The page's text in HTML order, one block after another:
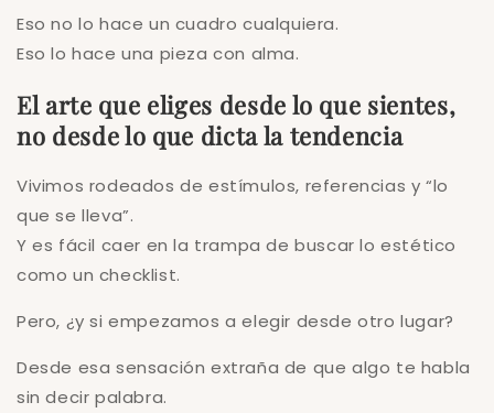
Eso no lo hace un cuadro cualquiera.
Eso lo hace una pieza con alma.
El arte que eliges desde lo que sientes,
no desde lo que dicta la tendencia
Vivimos rodeados de estímulos, referencias y “lo
que se lleva”.
Y es fácil caer en la trampa de buscar lo estético
como un checklist.
Pero, ¿y si empezamos a elegir desde otro lugar?
Desde esa sensación extraña de que algo te habla
sin decir palabra.